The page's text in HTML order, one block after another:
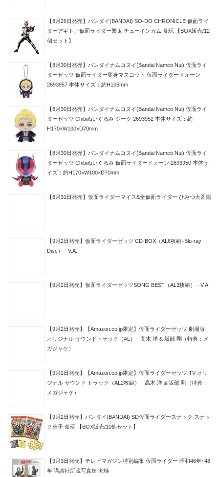
【8月26日発売】バンダイ(BANDAI) SO-DO CHRONICLE 仮面ライ
ダーアギト／仮面ライダー響鬼 チューインガム 食玩 【BOX販売/12
個セット】
【8月30日発売】バンダイナムコヌイ(Bandai Namco Nui) 仮面ライ
ダーゼッツ 仮面ライダー変身マスコット 仮面ライダードォーン
2693957 本体サイズ：約H105mm
【8月30日発売】バンダイナムコヌイ(Bandai Namco Nui) 仮面ライ
ダーゼッツ Chibiぬいぐるみ ジーク 2693952 本体サイズ：約
H170×W100×D70mm
【8月30日発売】バンダイナムコヌイ(Bandai Namco Nui) 仮面ライ
ダーゼッツ Chibiぬいぐるみ 仮面ライダードォーン 2693950 本体サ
イズ：約H170×W100×D70mm
【8月31日発売】仮面ライダーマイス&全仮面ライダー ひみつ大図鑑
【9月2日発売】仮面ライダーゼッツ CD-BOX（AL6枚組+Blu-ray
Disc） - V.A.
【9月2日発売】仮面ライダーゼッツSONG BEST（AL3枚組） - V.A.
【9月2日発売】【Amazon.co.jp限定】仮面ライダーゼッツ 劇場版
オリジナル サウンドトラック（AL） - 高木 洋 & 坂部 剛（特典：メ
ガジャケ）
【9月2日発売】【Amazon.co.jp限定】仮面ライダーゼッツ TV オリ
ジナル サウンド トラック（AL2枚組） - 高木 洋 & 坂部 剛（特典：
メガジャケ）
【9月2日発売】バンダイ(BANDAI) SD仮面ライダースナック スナッ
ク菓子 食玩 【BOX販売/10個セット】
【9月3日発売】テレビマガジン特別編集 仮面ライダー 昭和46年~48
年 講談社所蔵写真集 究極